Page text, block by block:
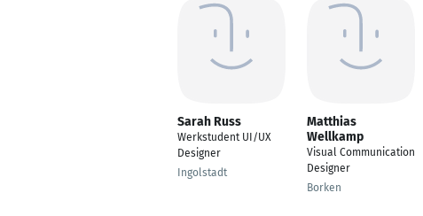
Sarah Russ
Werkstudent UI/UX
Designer
Ingolstadt
Matthias
Wellkamp
Visual Communication
Designer
Borken